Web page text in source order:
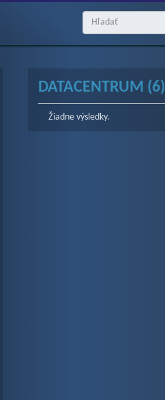
DATACENTRUM (6)
Žiadne výsledky.